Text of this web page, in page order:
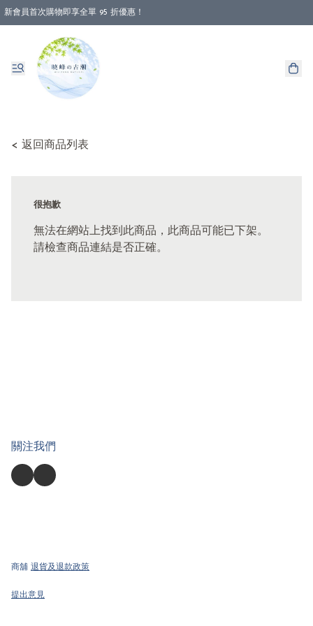
新會員首次購物即享全單 95 折優惠！
消費即享全單 88 折優惠！
< 返回商品列表
很抱歉
無法在網站上找到此商品，此商品可能已下架。
請檢查商品連結是否正確。
關注我們
商舖 退貨及退款政策
提出意見